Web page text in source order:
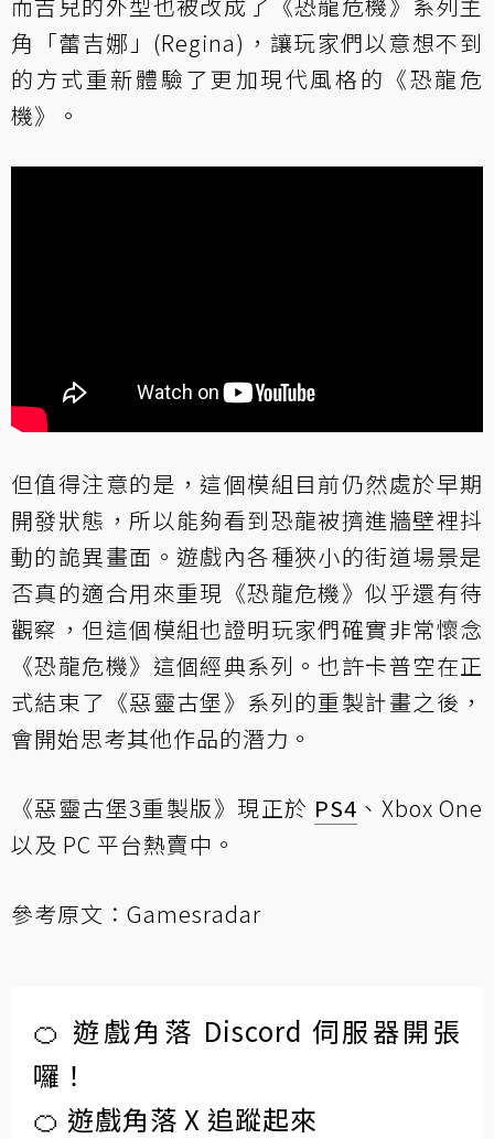
角「蕾吉娜」(Regina)，讓玩家們以意想不到
的方式重新體驗了更加現代風格的《恐龍危
機》。
但值得注意的是，這個模組目前仍然處於早期
開發狀態，所以能夠看到恐龍被擠進牆壁裡抖
動的詭異畫面。遊戲內各種狹小的街道場景是
否真的適合用來重現《恐龍危機》似乎還有待
觀察，但這個模組也證明玩家們確實非常懷念
《恐龍危機》這個經典系列。也許卡普空在正
式結束了《惡靈古堡》系列的重製計畫之後，
會開始思考其他作品的潛力。
《惡靈古堡3重製版》現正於 PS4 、Xbox One
以及 PC 平台熱賣中。
參考原文： Gamesradar
🍊 遊戲角落 Discord 伺服器開張
囉！
🍊 遊戲角落 X 追蹤起來